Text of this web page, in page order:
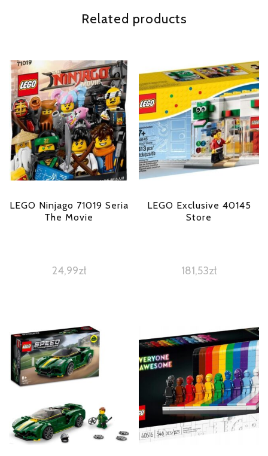
Related products
LEGO Ninjago 71019 Seria
The Movie
24,99zł
LEGO Exclusive 40145
Store
181,53zł